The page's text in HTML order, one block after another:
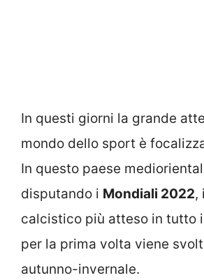
In questi giorni la grande
mondo dello sport è
In questo paese
disputando i Mondiali 2022,
calcistico più atteso in tutto
per la prima volta viene
autunno-invernale.